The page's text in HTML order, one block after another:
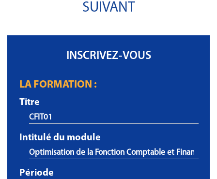
SUIVANT
INSCRIVEZ-VOUS
LA FORMATION :
Titre
Intitulé du module
Période